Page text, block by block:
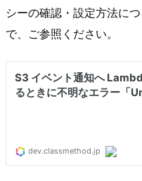
シーの確認・設定方法に
で、ご参照ください。